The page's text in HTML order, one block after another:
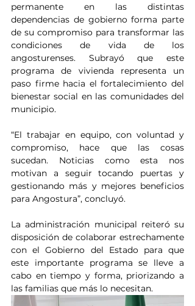
permanente en las distintas
dependencias de gobierno forma parte
de su compromiso para transformar las
condiciones de vida de los
angosturenses. Subrayó que este
programa de vivienda representa un
paso firme hacia el fortalecimiento del
bienestar social en las comunidades del
municipio.
“El trabajar en equipo, con voluntad y
compromiso, hace que las cosas
sucedan. Noticias como esta nos
motivan a seguir tocando puertas y
gestionando más y mejores beneficios
para Angostura”, concluyó.
La administración municipal reiteró su
disposición de colaborar estrechamente
con el Gobierno del Estado para que
este importante programa se lleve a
cabo en tiempo y forma, priorizando a
las familias que más lo necesitan.